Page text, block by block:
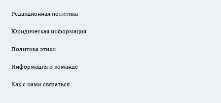
Редакционная политика
Юридическая информация
Политика этики
Информация о команде
Как с нами связаться